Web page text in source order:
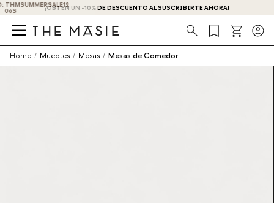
¡OBTÉN UN -10% DE DESCUENTO AL SUSCRIBIRTE AHORA!
Búsqueda
Home / Muebles / Mesas / Mesas de Comedor